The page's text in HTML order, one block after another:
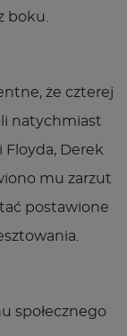
boku.
że czterej
natychmiast
Floyda, Derek
mu zarzut
postawione
społecznego